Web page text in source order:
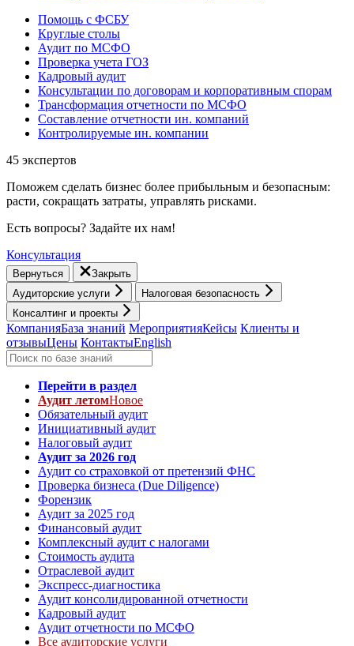
Помощь с ФСБУ
Круглые столы
Аудит по МСФО
Проверка учета ГОЗ
Кадровый аудит
Консультации по договорам и корпоративным спорам
Трансформация отчетности по МСФО
Составление отчетности ин. компаний
Контролируемые ин. компании
45 экспертов
Поможем сделать бизнес более прибыльным и безопасным:
расти, cокращать затраты, управлять рисками.
Есть вопросы? Задайте их нам!
Консультация
Вернуться
Закрыть
Аудиторские услуги
Налоговая безопасность
Консалтинг и проекты
КомпанияБаза знаний МероприятияКейсы Клиенты и
отзывыЦены КонтактыEnglish
Перейти в раздел
Аудит летомНовое
Обязательный аудит
Инициативный аудит
Налоговый аудит
Аудит за 2026 год
Аудит со страховкой от претензий ФНС
Проверка бизнеса (Due Diligence)
Форензик
Аудит за 2025 год
Финансовый аудит
Комплексный аудит с налогами
Стоимость аудита
Отраслевой аудит
Экспресс-диагностика
Аудит консолидированной отчетности
Кадровый аудит
Аудит отчетности по МСФО
Все аудиторские услуги